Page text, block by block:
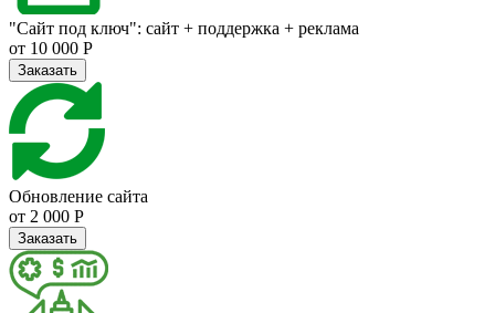
"Сайт под ключ": сайт + поддержка + реклама
от 10 000 Р
Заказать
Обновление сайта
от 2 000 Р
Заказать